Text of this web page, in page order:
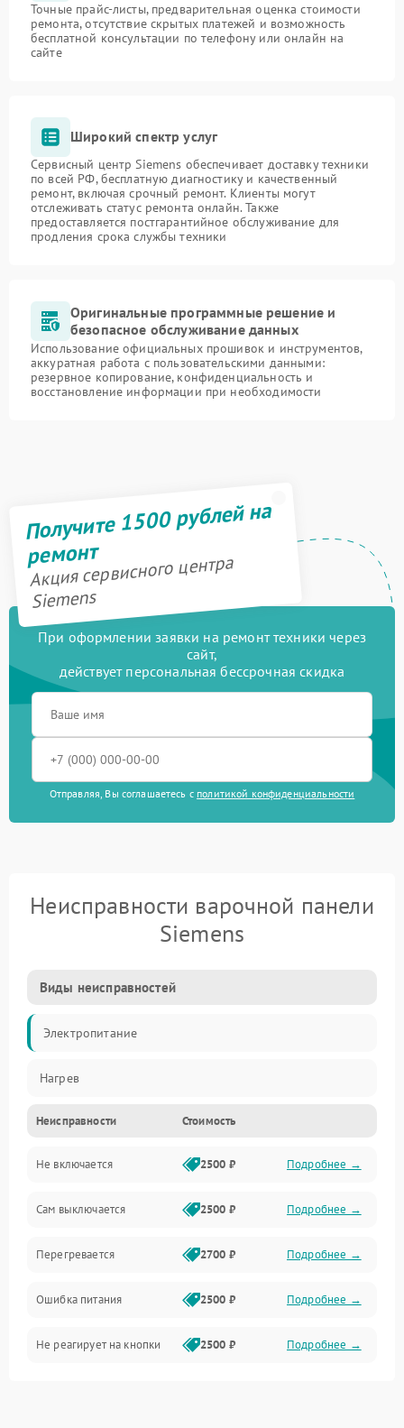
Точные прайс-листы, предварительная оценка стоимости
ремонта, отсутствие скрытых платежей и возможность
бесплатной консультации по телефону или онлайн на
сайте
Широкий спектр услуг
Сервисный центр Siemens обеспечивает доставку техники
по всей РФ, бесплатную диагностику и качественный
ремонт, включая срочный ремонт. Клиенты могут
отслеживать статус ремонта онлайн. Также
предоставляется постгарантийное обслуживание для
продления срока службы техники
Оригинальные программные решение и
безопасное обслуживание данных
Использование официальных прошивок и инструментов,
аккуратная работа с пользовательскими данными:
резервное копирование, конфиденциальность и
восстановление информации при необходимости
Получите 1500 рублей на
ремонт
Акция сервисного центра
Siemens
При оформлении заявки на ремонт техники через
сайт,
действует персональная бессрочная скидка
Отправляя, Вы соглашаетесь с политикой конфиденциальности
Неисправности варочной панели
Siemens
Виды неисправностей
Электропитание
Нагрев
Неисправности Стоимость
Не включается 2500 ₽ Подробнее →
Сам выключается 2500 ₽ Подробнее →
Перегревается 2700 ₽ Подробнее →
Ошибка питания 2500 ₽ Подробнее →
Не реагирует на кнопки 2500 ₽ Подробнее →